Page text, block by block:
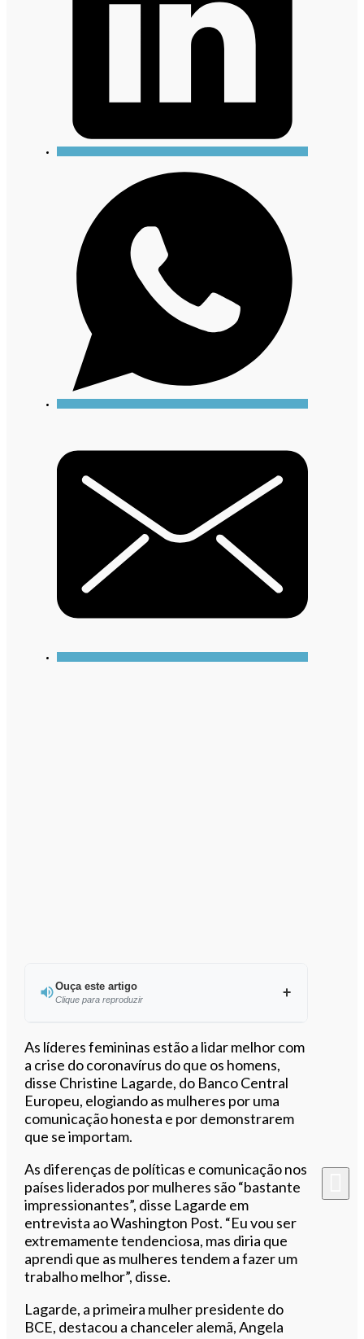
Ouça este artigo
Clique para reproduzir
Ouvir este artigo
As líderes femininas estão a lidar melhor com
a crise do coronavírus do que os homens,
disse Christine Lagarde, do Banco Central
Europeu, elogiando as mulheres por uma
comunicação honesta e por demonstrarem
que se importam.
As diferenças de políticas e comunicação nos
países liderados por mulheres são “bastante
impressionantes”, disse Lagarde em
entrevista ao Washington Post. “Eu vou ser
extremamente tendenciosa, mas diria que
aprendi que as mulheres tendem a fazer um
trabalho melhor”, disse.
Lagarde, a primeira mulher presidente do
BCE, destacou a chanceler alemã, Angela